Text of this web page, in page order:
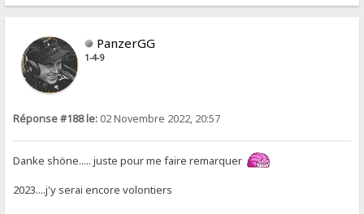
PanzerGG
1-4-9
Réponse #188 le: 02 Novembre 2022, 20:57
Danke shöne..... juste pour me faire remarquer
2023....j'y serai encore volontiers